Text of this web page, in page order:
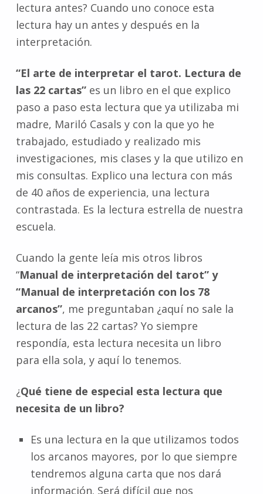
lectura antes? Cuando uno conoce esta
lectura hay un antes y después en la
interpretación.
“El arte de interpretar el tarot. Lectura de
las 22 cartas”es un libro en el que explico
paso a paso esta lectura que ya utilizaba mi
madre, Mariló Casals y con la que yo he
trabajado, estudiado y realizado mis
investigaciones, mis clases y la que utilizo en
mis consultas. Explico una lectura con más
de 40 años de experiencia, una lectura
contrastada. Es la lectura estrella de nuestra
escuela.
Cuando la gente leía mis otros libros
“Manual de interpretación del tarot” y
“Manual de interpretación con los 78
arcanos”, me preguntaban ¿aquí no sale la
lectura de las 22 cartas? Yo siempre
respondía, esta lectura necesita un libro
para ella sola, y aquí lo tenemos.
¿Qué tiene de especial esta lectura que
necesita de un libro?
Es una lectura en la que utilizamos todos
los arcanos mayores, por lo que siempre
tendremos alguna carta que nos dará
información. Será difícil que nos